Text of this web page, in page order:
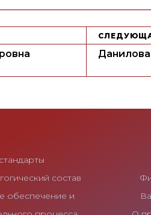
состав
обеспечение и